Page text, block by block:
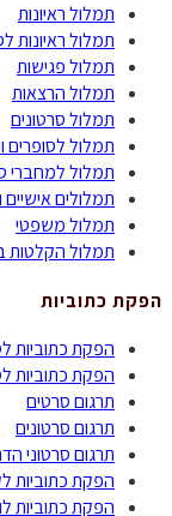
תמלול ראיונות
תמלול ראיונות
תמלול פגישות
תמלול הרצאות
תמלול סרטונים
תמלול לסופרים
תמלול למחברי
תמלולים
תמלול משפטי
תמלול הקלטות
הפקת כתוביות
הפקת כתוביות
הפקת כתוביות
תרגום סרטים
תרגום סרטונים
תרגום סרטוני
הפקת כתוביות
הפקת כתוביות